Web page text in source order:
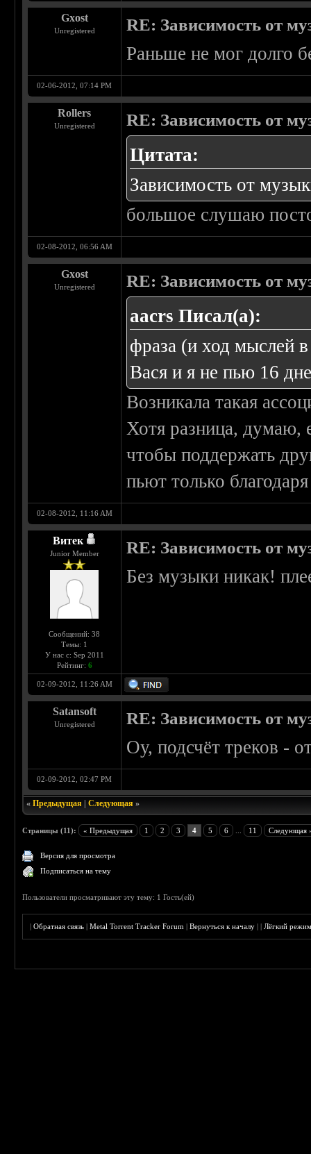
Gxost
Unregistered RE: Зависимость от
Раньше не мог долго
02-06-2012, 07:14 PM
Rollers
Unregistered RE: Зависимость от
Цитата:
Зависимость от
большое слушаю
02-08-2012, 06:56 AM
Gxost
Unregistered RE: Зависимость от
aacrs Писал(а):
фраза (и ход мыслей
Вася и я не пью 16
Возникала такая
Хотя разница, думаю,
чтобы поддержать
пьют только
02-08-2012, 11:16 AM
Витек
Junior Member
Сообщений: 38
Темы: 1
У нас с: Sep 2011
Рейтинг: 6
RE: Зависимость от
Без музыки никак!
02-09-2012, 11:26 AM
Satansoft
Unregistered RE: Зависимость от
Оу, подсчёт треков -
02-09-2012, 02:47 PM
«Предыдущая |Следующая »
Страницы (11): « Предыдущая 1 2 3 4 5 6 11 Следующая
Версия для просмотра
Подписаться на тему
Пользователи просматривают эту тему: 1 Гость(ей)
|Обратная связь |Metal Torrent Tracker Forum |Вернуться к началу ||Лёгкий